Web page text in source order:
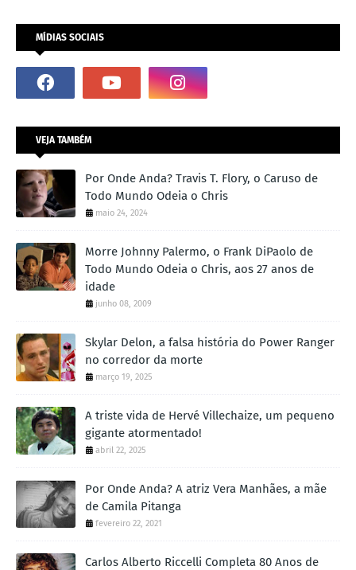
MÍDIAS SOCIAIS
VEJA TAMBÉM
Por Onde Anda? Travis T. Flory, o Caruso de
Todo Mundo Odeia o Chris
maio 24, 2024
Morre Johnny Palermo, o Frank DiPaolo de
Todo Mundo Odeia o Chris, aos 27 anos de
idade
junho 08, 2009
Skylar Delon, a falsa história do Power Ranger
no corredor da morte
março 19, 2025
A triste vida de Hervé Villechaize, um pequeno
gigante atormentado!
abril 22, 2025
Por Onde Anda? A atriz Vera Manhães, a mãe
de Camila Pitanga
fevereiro 22, 2021
Carlos Alberto Riccelli Completa 80 Anos de